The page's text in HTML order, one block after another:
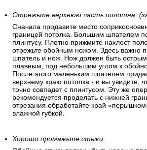
вниз равномерно расходящимися
вправо («елочкой»). Окончательное
полотнища производится руками. Если
неровно или появились воздушные
до высыхания клея.
Отрежьте верхнюю часть полотна.
Сначала продавите место
границей потолка. Большим шпателем
плинтусу. Плотно прижмите нахлест
отрежьте обойным ножом. Здесь важно
шпатель и нож. Нож должен быть
плавным, под небольшим углом к
верхнему краю потолка - и вы увидите,
точно совпадет с плинтусом. Эту же